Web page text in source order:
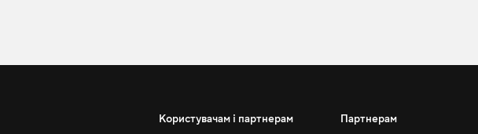
Користувачам і партнерам Партнерам